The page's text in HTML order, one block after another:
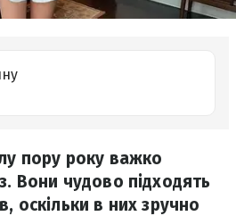
пору року важко
Вони чудово підходять
оскільки в них зручно